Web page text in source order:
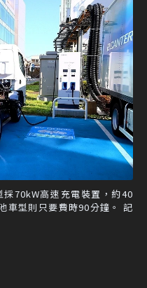
70kW高速充電裝置，約40
車型則只要費時90分鐘。 記